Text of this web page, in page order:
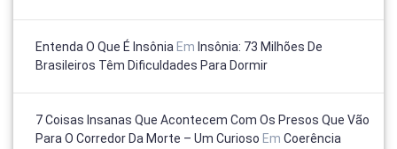
Entenda O Que É Insônia Em Insônia: 73 Milhões De
Brasileiros Têm Dificuldades Para Dormir
7 Coisas Insanas Que Acontecem Com Os Presos Que Vão
Para O Corredor Da Morte – Um Curioso Em Coerência